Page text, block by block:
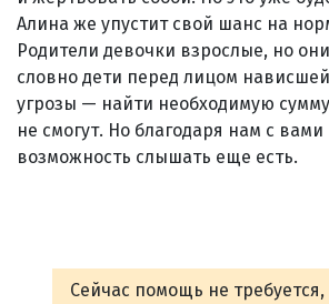
Алина же упустит свой шанс на
Родители девочки взрослые, но
словно дети перед лицом
угрозы — найти необходимую
не смогут. Но благодаря нам с
возможность слышать еще есть.
Сейчас помощь не